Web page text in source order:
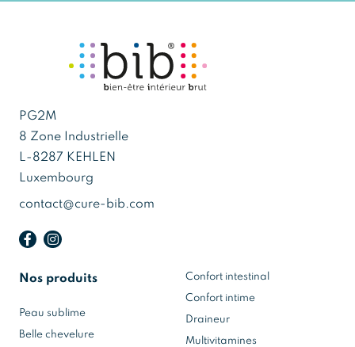
PG2M
8 Zone Industrielle
L-8287 KEHLEN
Luxembourg
contact@cure-bib.com
Nos produits
Peau sublime
Belle chevelure
Confort intestinal
Confort intime
Draineur
Multivitamines